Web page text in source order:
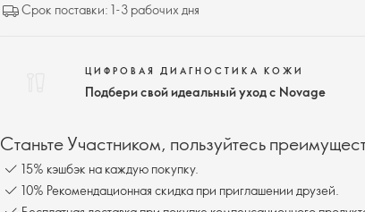
Срок поставки: 1-3 рабочих дня
ЦИФРОВАЯ ДИАГНОСТИКА КОЖИ
Подбери свой идеальный уход с Novage
Станьте Участником, пользуйтесь
15% кэшбэк на каждую покупку.
10% Рекомендационная скидка при приглашении друзей.